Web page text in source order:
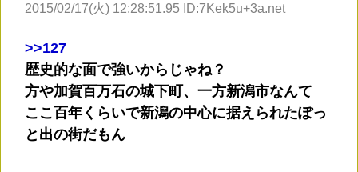
2015/02/17(火) 12:28:51.95 ID:7Kek5u+3a.net
>>127
歴史的な面で強いからじゃね？
方や加賀百万石の城下町、一方新潟市なんて
ここ百年くらいで新潟の中心に据えられたぽっ
と出の街だもん